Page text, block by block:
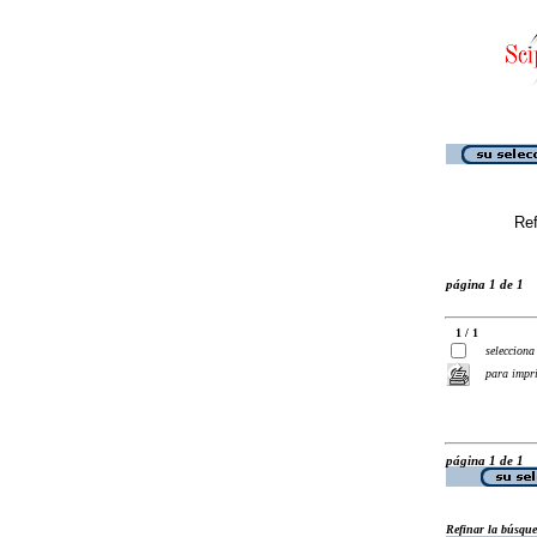
página 1 de 1
1 / 1
selecciona
para
página 1 de 1
Refinar la